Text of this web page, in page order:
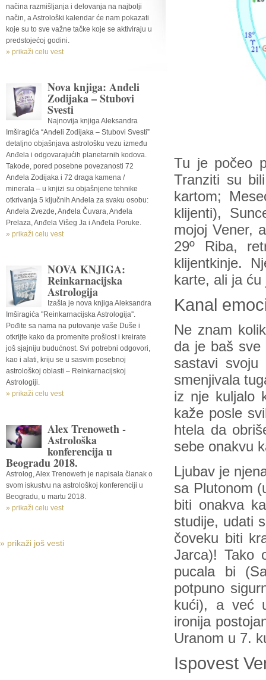
načina razmišljanja i delovanja na najbolji
način, a Astrološki kalendar će nam pokazati
koje su to sve važne tačke koje se aktiviraju u
predstojećoj godini.
» prikaži celu vest
Nova knjiga: Anđeli
Zodijaka – Stubovi
Svesti
Najnovija knjiga Aleksandra
Imširagića “Anđeli Zodijaka – Stubovi Svesti”
detaljno objašnjava astrološku vezu između
Anđela i odgovarajućih planetarnih kodova.
Takođe, pored posebne povezanosti 72
Anđela Zodijaka i 72 draga kamena /
minerala – u knjizi su objašnjene tehnike
otkrivanja 5 ključnih Anđela za svaku osobu:
Anđela Zvezde, Anđela Čuvara, Anđela
Prelaza, Anđela Višeg Ja i Anđela Poruke.
» prikaži celu vest
NOVA KNJIGA:
Reinkarnacijska
Astrologija
Izašla je nova knjiga Aleksandra
Imširagića ''Reinkarnacijska Astrologija''.
Pođite sa nama na putovanje vaše Duše i
otkrijte kako da promenite prošlost i kreirate
još sjajniju budućnost. Svi potrebni odgovori,
kao i alati, kriju se u sasvim posebnoj
astrološkoj oblasti – Reinkarnacijskoj
Astrologiji.
» prikaži celu vest
Alex Trenoweth -
Astrološka
konferencija u
Beogradu 2018.
Astrolog, Alex Trenoweth je napisala članak o
svom iskustvu na astrološkoj konferenciji u
Beogradu, u martu 2018.
» prikaži celu vest
» prikaži još vesti
Tu je počeo
Tranziti su
kartom;
klijenti),
mojoj Vener,
29º Riba,
klijentkinje.
karte, ali ja
Kanal
Ne znam
da je baš sve
sastavi
smenjivala
iz nje kuljalo
kaže posle
htela da
sebe onakvu
Ljubav je
sa Plutonom
biti onakva
studije, udati
čoveku biti
Jarca)! Tako
pucala bi
potpuno
kući), a već
ironija
Uranom u 7.
Ispovest